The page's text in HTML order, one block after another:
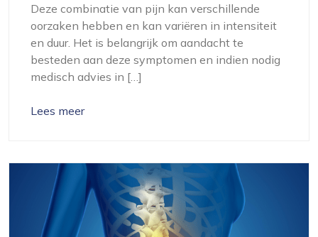
Deze combinatie van pijn kan verschillende
oorzaken hebben en kan variëren in intensiteit
en duur. Het is belangrijk om aandacht te
besteden aan deze symptomen en indien nodig
medisch advies in […]
Lees meer